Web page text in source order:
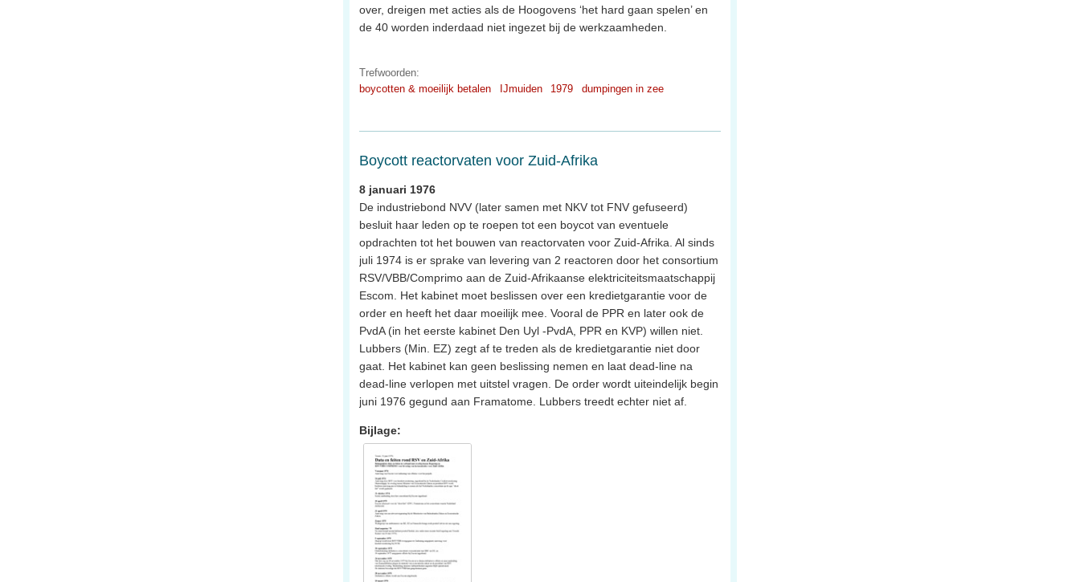
over, dreigen met acties als de Hoogovens ‘het hard gaan spelen’ en
de 40 worden inderdaad niet ingezet bij de werkzaamheden.
Trefwoorden:
boycotten & moeilijk betalen
IJmuiden 1979 dumpingen in zee
Boycott reactorvaten voor Zuid-Afrika
8 januari 1976
De industriebond NVV (later samen met NKV tot FNV gefuseerd)
besluit haar leden op te roepen tot een boycot van eventuele
opdrachten tot het bouwen van reactorvaten voor Zuid-Afrika. Al sinds
juli 1974 is er sprake van levering van 2 reactoren door het consortium
RSV/VBB/Comprimo aan de Zuid-Afrikaanse elektriciteitsmaatschappij
Escom. Het kabinet moet beslissen over een kredietgarantie voor de
order en heeft het daar moeilijk mee. Vooral de PPR en later ook de
PvdA (in het eerste kabinet Den Uyl -PvdA, PPR en KVP) willen niet.
Lubbers (Min. EZ) zegt af te treden als de kredietgarantie niet door
gaat. Het kabinet kan geen beslissing nemen en laat dead-line na
dead-line verlopen met uitstel vragen. De order wordt uiteindelijk begin
juni 1976 gegund aan Framatome. Lubbers treedt echter niet af.
Bijlage: